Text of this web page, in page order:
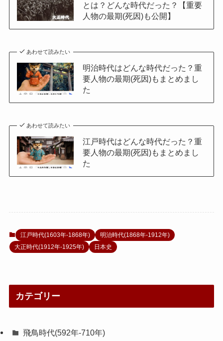
とは？どんな時代だった？【重要
人物の最期(死因)も公開】
あわせて読みたい
明治時代はどんな時代だった？重
要人物の最期(死因)もまとめまし
た
あわせて読みたい
江戸時代はどんな時代だった？重
要人物の最期(死因)もまとめまし
た
江戸時代(1603年-1868年)
明治時代(1868年-1912年)
大正時代(1912年-1925年)
日本史
カテゴリー
飛鳥時代(592年-710年)